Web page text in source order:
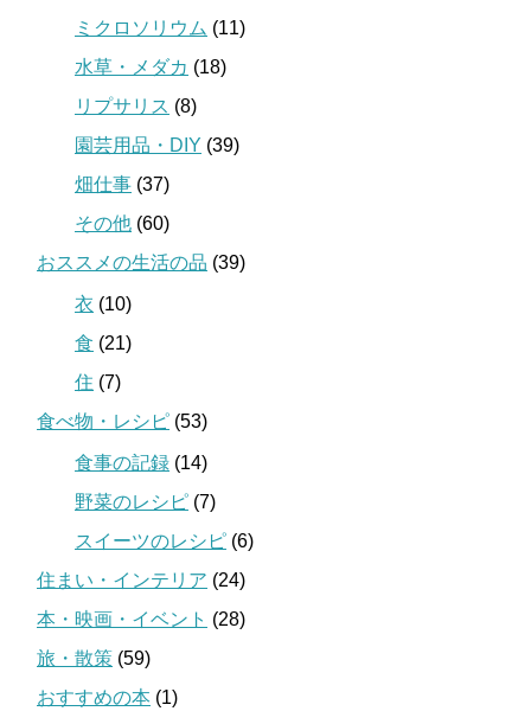
ミクロソリウム (11)
水草・メダカ (18)
リプサリス (8)
園芸用品・DIY (39)
畑仕事 (37)
その他 (60)
おススメの生活の品 (39)
衣 (10)
食 (21)
住 (7)
食べ物・レシピ (53)
食事の記録 (14)
野菜のレシピ (7)
スイーツのレシピ (6)
住まい・インテリア (24)
本・映画・イベント (28)
旅・散策 (59)
おすすめの本 (1)